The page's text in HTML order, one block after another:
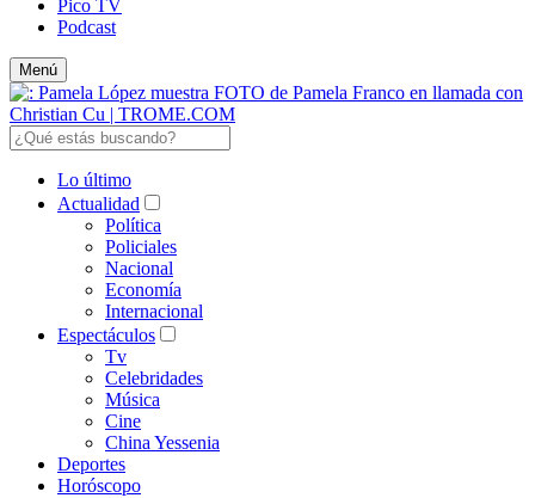
Pico TV
Podcast
Menú
Lo último
Actualidad
Política
Policiales
Nacional
Economía
Internacional
Espectáculos
Tv
Celebridades
Música
Cine
China Yessenia
Deportes
Horóscopo